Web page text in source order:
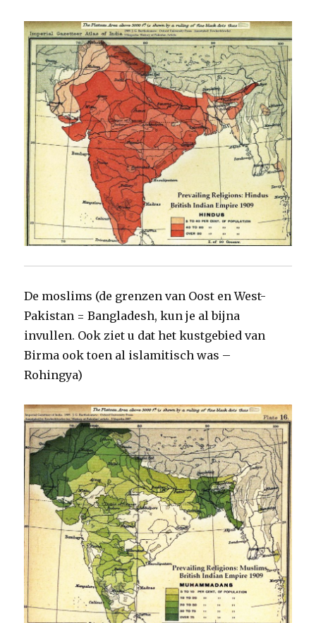
De moslims (de grenzen van Oost en West-
Pakistan = Bangladesh, kun je al bijna
invullen. Ook ziet u dat het kustgebied van
Birma ook toen al islamitisch was –
Rohingya)